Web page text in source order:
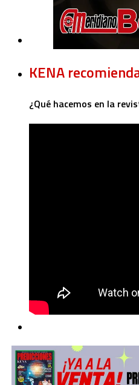
KENA
¿Qué hacemos en la